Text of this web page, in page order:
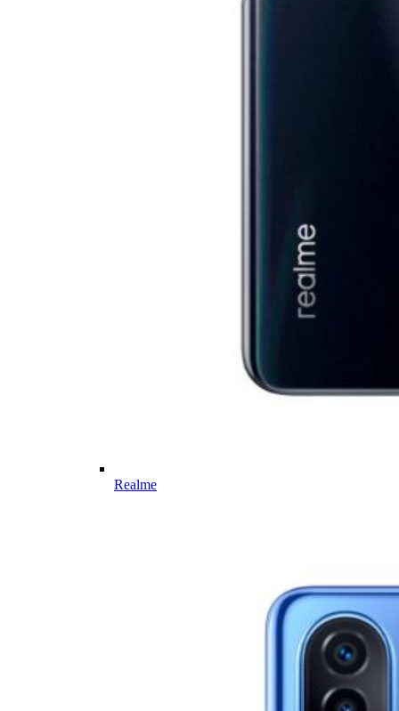
Realme